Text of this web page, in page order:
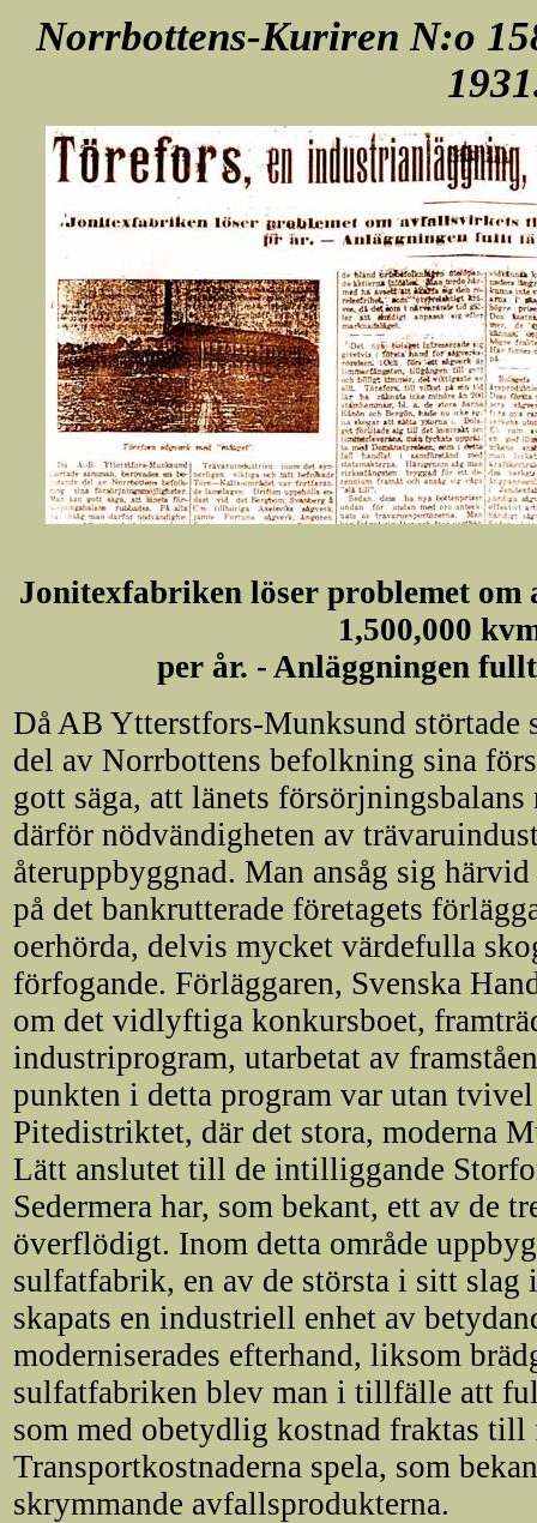
Norrbottens-Kuriren N:o
Jonitexfabriken löser problemet
1,500,000
per år. - Anläggningen
Då AB Ytterstfors-Munksund störtade
del av Norrbottens befolkning sina
gott säga, att länets
därför nödvändigheten av
återuppbyggnad. Man ansåg sig
på det bankrutterade företagets
oerhörda, delvis mycket värdefulla
förfogande. Förläggaren, Svenska
om det vidlyftiga konkursboet,
industriprogram, utarbetat av
punkten i detta program var utan
Pitedistriktet, där det stora, moderna
Lätt anslutet till de intilliggande
Sedermera har, som bekant, ett av de
överflödigt. Inom detta område
sulfatfabrik, en av de största i sitt slag
skapats en industriell enhet av
moderniserades efterhand, liksom
sulfatfabriken blev man i tillfälle att
som med obetydlig kostnad fraktas
Transportkostnaderna spela, som
skrymmande avfallsprodukterna.